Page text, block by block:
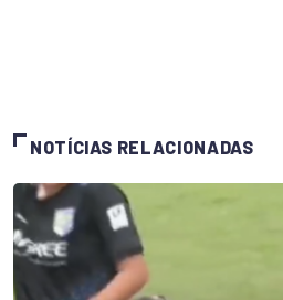
NOTÍCIAS RELACIONADAS